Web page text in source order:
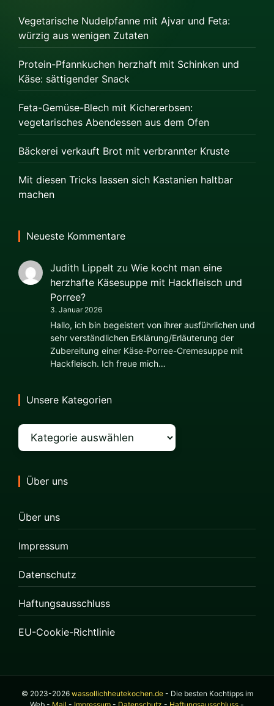
Vegetarische Nudelpfanne mit Ajvar und Feta:
würzig aus wenigen Zutaten
Protein-Pfannkuchen herzhaft mit Schinken und
Käse: sättigender Snack
Feta-Gemüse-Blech mit Kichererbsen:
vegetarisches Abendessen aus dem Ofen
Bäckerei verkauft Brot mit verbrannter Kruste
Mit diesen Tricks lassen sich Kastanien haltbar
machen
Neueste Kommentare
Judith Lippelt zu Wie kocht man eine
herzhafte Käsesuppe mit Hackfleisch und
Porree?
3. Januar 2026
Hallo, ich bin begeistert von ihrer ausführlichen und
sehr verständlichen Erklärung/Erläuterung der
Zubereitung einer Käse-Porree-Cremesuppe mit
Hackfleisch. Ich freue mich…
Unsere Kategorien
Kategorien
Über uns
Über uns
Impressum
Datenschutz
Haftungsausschluss
EU-Cookie-Richtlinie
© 2023-2026 wassollichheutekochen.de- Die besten Kochtipps im